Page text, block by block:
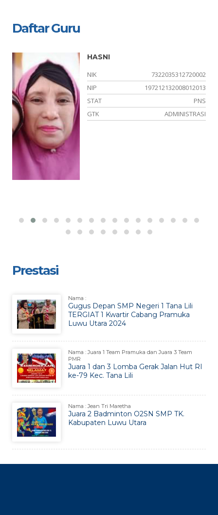
Daftar Guru
HASNI
NIK
7322035312720002
NIP
197212132008012013
STAT
PNS
GTK
ADMINISTRASI
Prestasi
Nama :
Gugus Depan SMP Negeri 1 Tana Lili
TERGIAT 1 Kwartir Cabang Pramuka
Luwu Utara 2024
Nama : Juara 1 Team Pramuka dan Juara 3 Team
PMR
Juara 1 dan 3 Lomba Gerak Jalan Hut RI
ke-79 Kec. Tana Lili
Nama : Jean Tri Maretha
Juara 2 Badminton O2SN SMP TK.
Kabupaten Luwu Utara